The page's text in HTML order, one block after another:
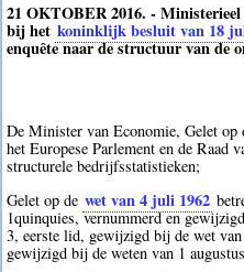
21 OKTOBER 2016. -
bij het koninklijk besluit van 18
enquête naar de structuur van de
De Minister van Economie, Gelet
het Europese Parlement en de Raad
structurele bedrijfsstatistieken;
Gelet op de wet van 4 juli 1962
1quinquies, vernummerd en
3, eerste lid, gewijzigd bij de wet
gewijzigd bij de weten van 1